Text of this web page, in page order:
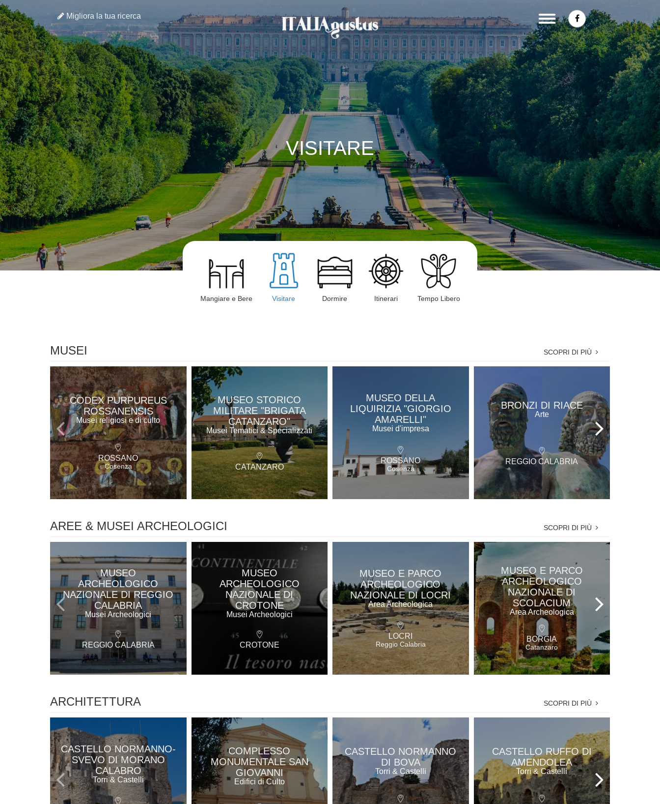
Migliora la tua ricerca
VISITARE
Mangiare e Bere Visitare Dormire Itinerari Tempo Libero
MUSEI SCOPRI DI PIÙ
CODEX PURPUREUS
ROSSANENSIS
Musei religiosi e di culto
ROSSANO
Cosenza
MUSEO STORICO
MILITARE "BRIGATA
CATANZARO"
Musei Tematici & Specializzati
CATANZARO
MUSEO DELLA
LIQUIRIZIA "GIORGIO
AMARELLI"
Musei d'impresa
ROSSANO
Cosenza
BRONZI DI RIACE
Arte
REGGIO CALABRIA
AREE & MUSEI ARCHEOLOGICI SCOPRI DI PIÙ
MUSEO
ARCHEOLOGICO
NAZIONALE DI REGGIO
CALABRIA
Musei Archeologici
REGGIO CALABRIA
MUSEO
ARCHEOLOGICO
NAZIONALE DI
CROTONE
Musei Archeologici
CROTONE
MUSEO E PARCO
ARCHEOLOGICO
NAZIONALE DI LOCRI
Area Archeologica
LOCRI
Reggio Calabria
MUSEO E PARCO
ARCHEOLOGICO
NAZIONALE DI
SCOLACIUM
Area Archeologica
BORGIA
Catanzaro
ARCHITETTURA SCOPRI DI PIÙ
CASTELLO NORMANNO-
SVEVO DI MORANO
CALABRO
Torri & Castelli
COMPLESSO
MONUMENTALE SAN
GIOVANNI
Edifici di Culto
CASTELLO NORMANNO
DI BOVA
Torri & Castelli
CASTELLO RUFFO DI
AMENDOLEA
Torri & Castelli